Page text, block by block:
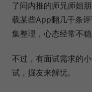
了问内推的师兄师姐
载某些App翻几千条
集整理，心态经常不稳
不过，有面试需求的
试，掘友来解忧。